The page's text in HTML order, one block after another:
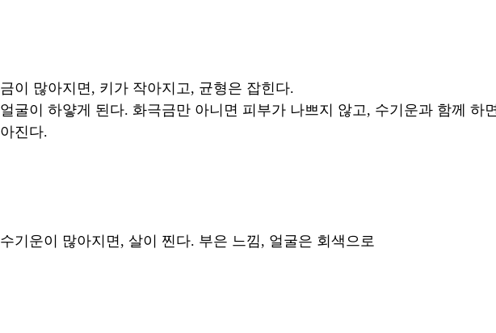
금이 많아지면, 키가 작아지고, 균형은 잡힌다.
얼굴이 하얗게 된다. 화극금만 아니면 피부가 나쁘지 않고, 수기운과 함께 하
아진다.
수기운이 많아지면, 살이 찐다. 부은 느낌, 얼굴은 회색으로